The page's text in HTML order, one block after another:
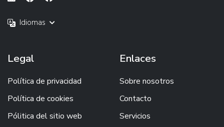
Idiomas
Legal
Política de privacidad
Política de cookies
Pólitica del sitio web
Enlaces
Sobre nosotros
Contacto
Servicios